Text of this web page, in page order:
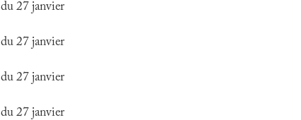
27 janvier
27 janvier
27 janvier
27 janvier